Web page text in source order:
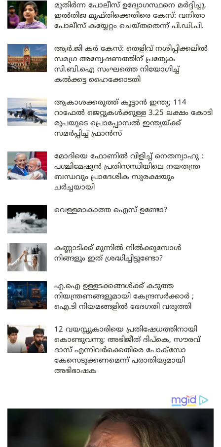
മുതിർന്ന പോലീസ് ഉദ്യോഗസ്ഥനെ മർദ്ദിച്ചു,
ഇൽതിജ മുഫ്തിക്കെതിരെ കേസ്: വനിതാ
പോലീസ് കയ്യേറ്റം ചെയ്തതെന്ന് പി.ഡി.പി.
ആർ.ജി കർ കേസ്: തെളിവ് നശിപ്പിക്കലിൽ
സമഗ്ര അന്വേഷണത്തിന് പ്രത്യേക
സി.ബി.ഐ സംഘത്തെ നിയോഗിച്ച്
കൽക്കട്ട ഹൈക്കോടതി
ആകാശക്കരുത്ത് കൂട്ടാൻ ഇന്ത്യ; 114
റാഫേൽ ജെറ്റുകൾക്കുള്ള 3.25 ലക്ഷം കോടി
രൂപയുടെ പ്രൊപ്പോസൽ ഇന്ത്യയ്ക്ക്
സമർപ്പിച്ച് ഫ്രാൻസ്
മോദിയെ ഫോണിൽ വിളിച്ച് നെതന്യാഹു :
പശ്ചിമേഷ്യൻ പ്രതിസന്ധിയിലെ നയതന്ത്ര
ബന്ധവും പ്രാദേശിക സുരക്ഷയും
ചർച്ചയായി
വെള്ളമാകാത്ത ഐസ് ഉണ്ടോ?
കണ്ണാടിക്ക് മുന്നിൽ നിൽക്കുമ്പോൾ
നിങ്ങളും ഇത് ശ്രദ്ധിച്ചിട്ടുണ്ടോ?
എ.ഐ ഉള്ളടക്കങ്ങൾക്ക് കടുത്ത
നിയന്ത്രണങ്ങളുമായി കേന്ദ്രസർക്കാർ ;
ഐ.ടി നിയമങ്ങളിൽ ഭേദഗതി വരുത്തി
12 വയസ്സുകാരിയെ പ്രതിഷേധത്തിനായി
കൊണ്ടുവന്നു; അഭിജീത് ദിപ്കെ, സൗരവ്
ദാസ് എന്നിവർക്കെതിരെ പോക്സോ
കേസെടുക്കണമെന്ന് പരാതിയുമായി
അഭിഭാഷക